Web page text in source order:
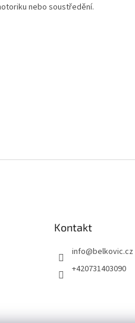
nebo soustředění.
Kontakt
info@belkovic.cz
+420731403090